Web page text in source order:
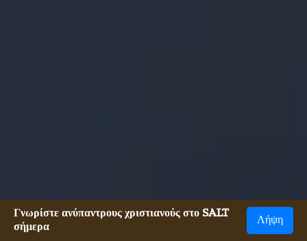
Γνωρίστε ανύπαντρους χριστιανούς στο SALT
σήμερα
Λήψη